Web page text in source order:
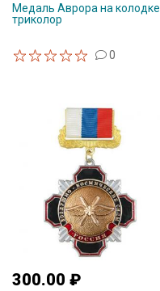
Медаль Аврора на колодке
триколор
0
300.00 ₽